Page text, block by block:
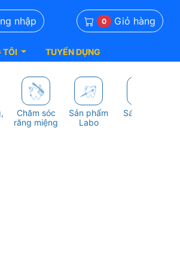
nhập 0 Giỏ hàng
TÔI TUYỂN DỤNG
Chăm sóc
răng miệng
Sản phẩm
Labo
Sách nha